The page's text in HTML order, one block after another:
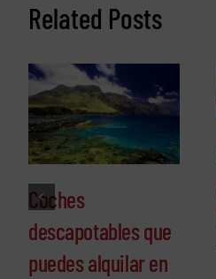
Related Posts
Coches
descapotables que
puedes alquilar en